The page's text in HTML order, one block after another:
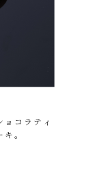
コラティ
。